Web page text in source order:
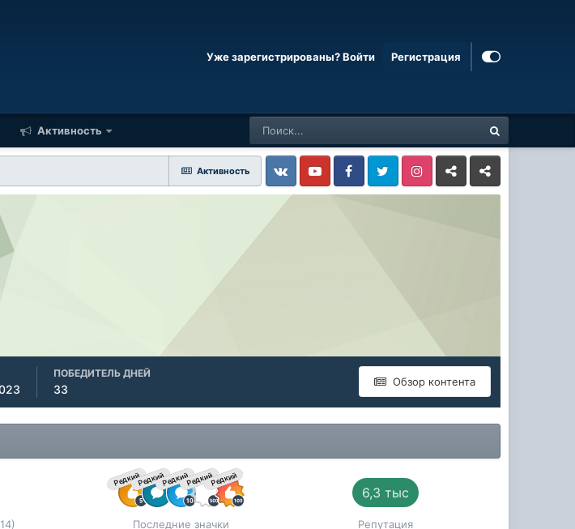
Уже зарегистрированы? Войти Регистрация
Активность
Активность
VkontakteYouTube FacebookTwitter InstagramLivejournalOdnoklassniki
Обзор контента
ПОБЕДИТЕЛЬ ДНЕЙ
33
РедкийРедкийРедкийРедкийРедкий
Последние значки
6,3 тыс
Репутация